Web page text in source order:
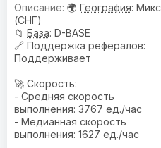
🌍 География: Микс
(СНГ)
📁 База: D-BASE
🔗 Поддержка рефералов:
Поддерживает
🚀 Скорость:
- Средняя скорость
выполнения: 3767 ед./час
- Медианная скорость
выполнения: 1627 ед./час